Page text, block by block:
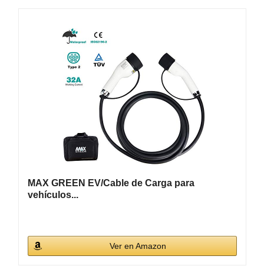
MAX GREEN EV/Cable de Carga para
vehículos...
Ver en Amazon